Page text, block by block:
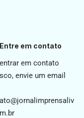
Entre em contato
em contato
envie um email